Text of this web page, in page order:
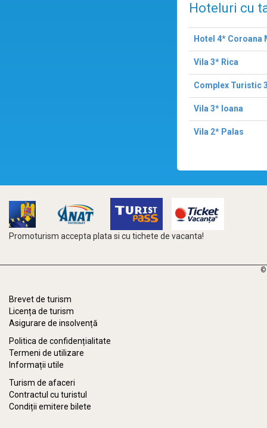
Hoteluri cu
Hotel 4* Coroana
Vila 3* Rica
Complex Turistic
Vila 3* Ioana
Vila 2* Palas
Promoturism accepta plata si cu tichete de vacanta!
©
Brevet de turism
Licența de turism
Asigurare de insolvență
Politica de confidențialitate
Termeni de utilizare
Informații utile
Turism de afaceri
Contractul cu turistul
Condiții emitere bilete